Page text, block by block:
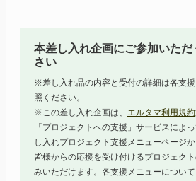
本差し入れ企画にご参加いた
さい
※差し入れ品の内容と受付の詳細は各支
照ください。
※この差し入れ企画は、 エルタマ利用規約
「プロジェクトへの支援」サービスによ
し入れプロジェクト支援メニューページか
皆様からの応援を受け付けるプロジェク
みいただけます。各支援メニューについ